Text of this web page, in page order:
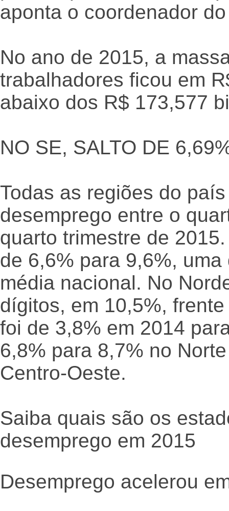
aponta o coordenador
No ano de 2015, a
trabalhadores ficou em
abaixo dos R$ 173,577
NO SE, SALTO DE
Todas as regiões do
desemprego entre o
quarto trimestre de
de 6,6% para 9,6%,
média nacional. No
dígitos, em 10,5%,
foi de 3,8% em 2014
6,8% para 8,7% no
Centro-Oeste.
Saiba quais são os
desemprego em 2015
Desemprego acelerou